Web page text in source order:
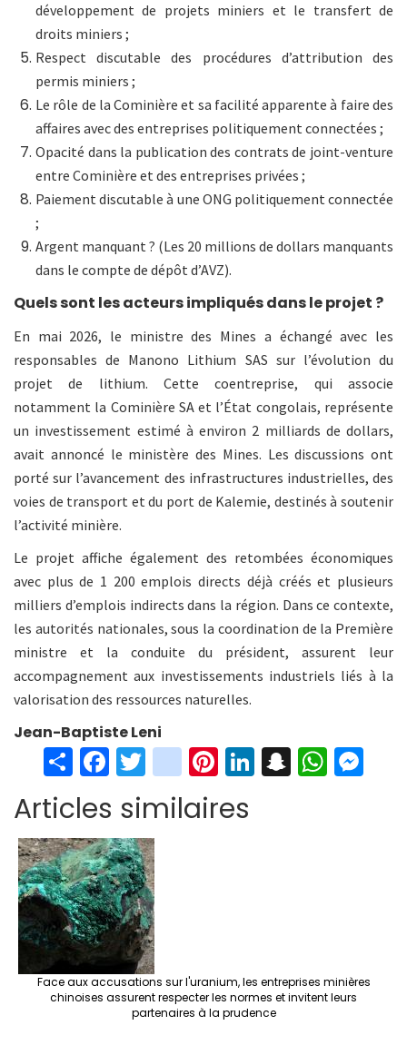
développement de projets miniers et le transfert de
droits miniers ;
Respect discutable des procédures d’attribution des
permis miniers ;
Le rôle de la Cominière et sa facilité apparente à faire des
affaires avec des entreprises politiquement connectées ;
Opacité dans la publication des contrats de joint-venture
entre Cominière et des entreprises privées ;
Paiement discutable à une ONG politiquement connectée
;
Argent manquant ? (Les 20 millions de dollars manquants
dans le compte de dépôt d’AVZ).
Quels sont les acteurs impliqués dans le projet ?
En mai 2026, le ministre des Mines a échangé avec les
responsables de Manono Lithium SAS sur l’évolution du
projet de lithium. Cette coentreprise, qui associe
notamment la Cominière SA et l’État congolais, représente
un investissement estimé à environ 2 milliards de dollars,
avait annoncé le ministère des Mines. Les discussions ont
porté sur l’avancement des infrastructures industrielles, des
voies de transport et du port de Kalemie, destinés à soutenir
l’activité minière.
Le projet affiche également des retombées économiques
avec plus de 1 200 emplois directs déjà créés et plusieurs
milliers d’emplois indirects dans la région. Dans ce contexte,
les autorités nationales, sous la coordination de la Première
ministre et la conduite du président, assurent leur
accompagnement aux investissements industriels liés à la
valorisation des ressources naturelles.
Jean-Baptiste Leni
S
h
ar
e
Fa
ce
b
o
o
k
T
wi
tt
er
in
st
ag
Pi
er
Li S W
Articles similaires
Face aux accusations sur l'uranium, les entreprises minières
chinoises assurent respecter les normes et invitent leurs
partenaires à la prudence